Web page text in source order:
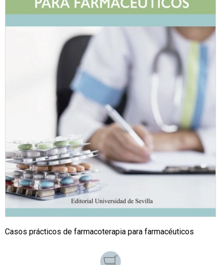
Casos prácticos de farmacoterapia para farmacéuticos